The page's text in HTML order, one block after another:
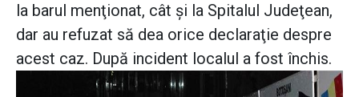
la barul menţionat, cât şi la Spitalul Judeţean,
dar au refuzat să dea orice declaraţie despre
acest caz. După incident localul a fost închis.